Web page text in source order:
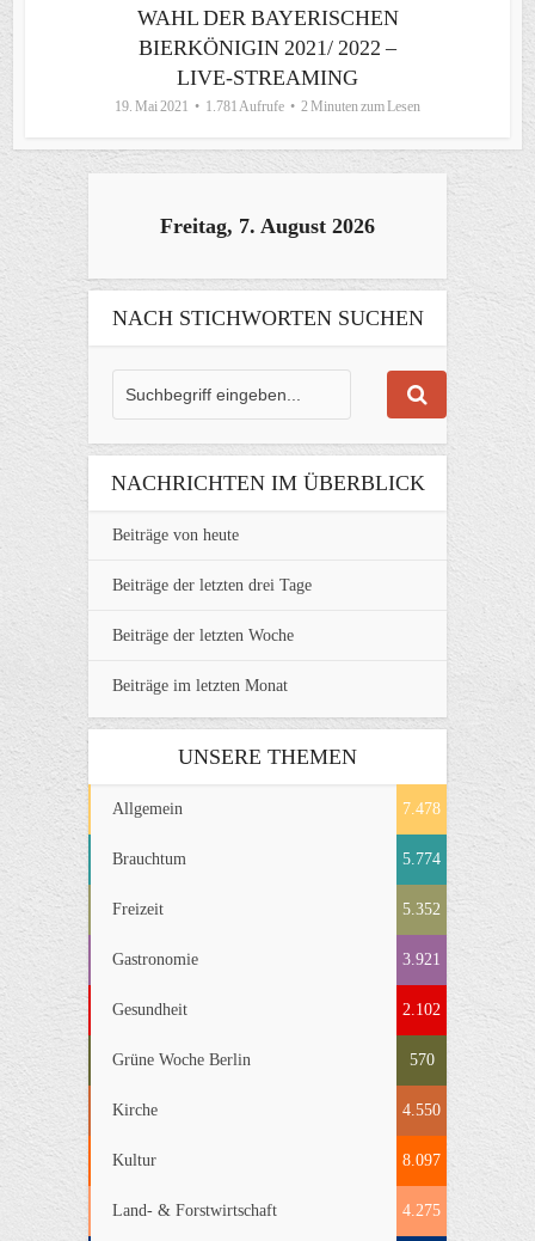
WAHL DER BAYERISCHEN
BIERKÖNIGIN 2021/ 2022 –
LIVE-STREAMING
19. Mai 2021 1.781 Aufrufe 2 Minuten zum Lesen
Freitag, 7. August 2026
NACH STICHWORTEN SUCHEN
NACHRICHTEN IM ÜBERBLICK
Beiträge von heute
Beiträge der letzten drei Tage
Beiträge der letzten Woche
Beiträge im letzten Monat
UNSERE THEMEN
Allgemein 7.478
Brauchtum 5.774
Freizeit 5.352
Gastronomie 3.921
Gesundheit 2.102
Grüne Woche Berlin 570
Kirche 4.550
Kultur 8.097
Land- & Forstwirtschaft 4.275